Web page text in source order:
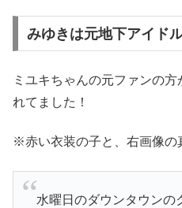
みゆきは元地下アイド
ミユキちゃんの元ファンの
れてました！
※赤い衣装の子と、右画像の
水曜日のダウンタウンの